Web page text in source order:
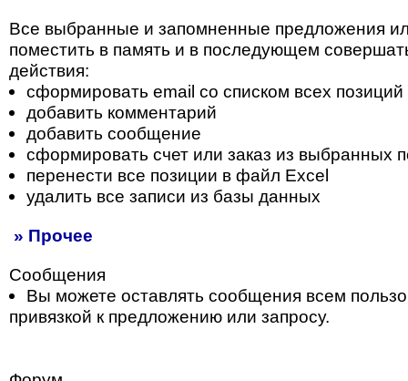
Все выбранные и запомненные предложения
поместить в память и в последующем
действия:
сформировать email со списком всех позиций
добавить комментарий
добавить сообщение
сформировать счет или заказ из выбранных
перенести все позиции в файл Excel
удалить все записи из базы данных
» Прочее
Сообщения
Вы можете оставлять сообщения всем
привязкой к предложению или запросу.